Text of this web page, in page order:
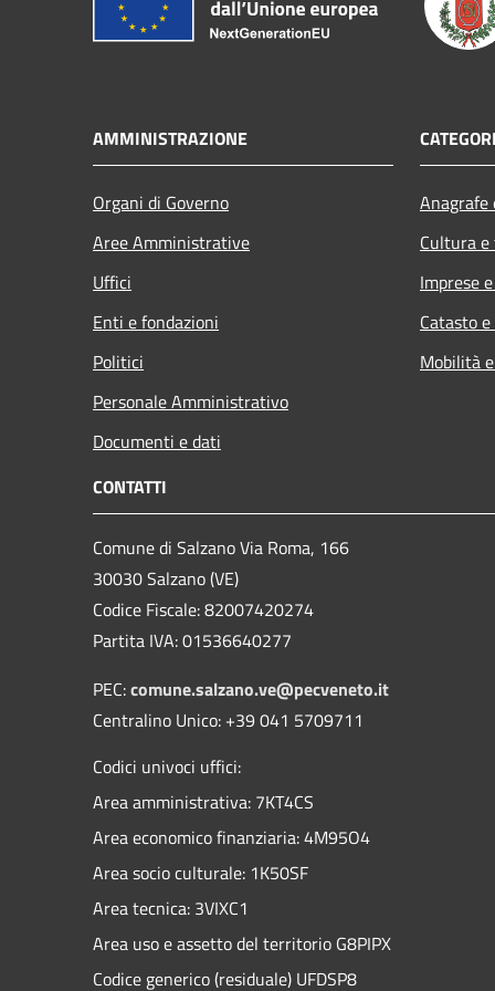
AMMINISTRAZIONE
Organi di Governo
Aree Amministrative
Uffici
Enti e fondazioni
Politici
Personale Amministrativo
Documenti e dati
Cultura
Imprese
Catasto
Mobilità
CONTATTI
Comune di Salzano Via Roma, 166
30030 Salzano (VE)
Codice Fiscale: 82007420274
Partita IVA: 01536640277
PEC:comune.salzano.ve@pecveneto.it
Centralino Unico: +39 041 5709711
Codici univoci uffici:
Area amministrativa: 7KT4CS
Area economico finanziaria: 4M95O4
Area socio culturale: 1K50SF
Area tecnica: 3VIXC1
Area uso e assetto del territorio G8PIPX
Codice generico (residuale) UFDSP8